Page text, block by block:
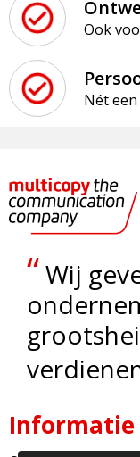
Ook
Nét
“Wij
Informatie